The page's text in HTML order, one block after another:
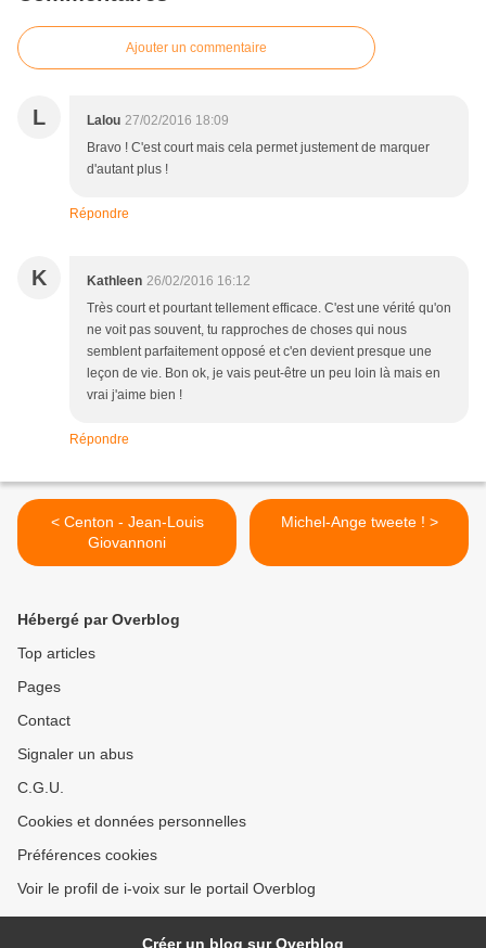
Ajouter un commentaire
L Lalou 27/02/2016 18:09
Bravo ! C'est court mais cela permet justement de marquer
d'autant plus !
Répondre
K Kathleen 26/02/2016 16:12
Très court et pourtant tellement efficace. C'est une vérité qu'on
ne voit pas souvent, tu rapproches de choses qui nous
semblent parfaitement opposé et c'en devient presque une
leçon de vie. Bon ok, je vais peut-être un peu loin là mais en
vrai j'aime bien !
Répondre
< Centon - Jean-Louis
Giovannoni
Michel-Ange tweete ! >
Hébergé par Overblog
Top articles
Pages
Contact
Signaler un abus
C.G.U.
Cookies et données personnelles
Préférences cookies
Voir le profil de i-voix sur le portail Overblog
Créer un blog sur Overblog